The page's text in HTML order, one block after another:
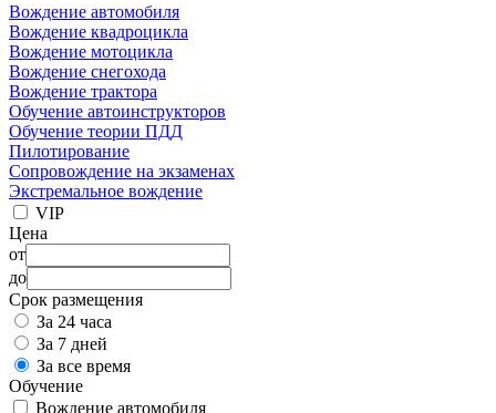
Вождение автомобиля
Вождение квадроцикла
Вождение мотоцикла
Вождение снегохода
Вождение трактора
Обучение автоинструкторов
Обучение теории ПДД
Пилотирование
Сопровождение на экзаменах
Экстремальное вождение
VIP
Цена
от
до
Срок размещения
За 24 часа
За 7 дней
За все время
Обучение
Вождение автомобиля